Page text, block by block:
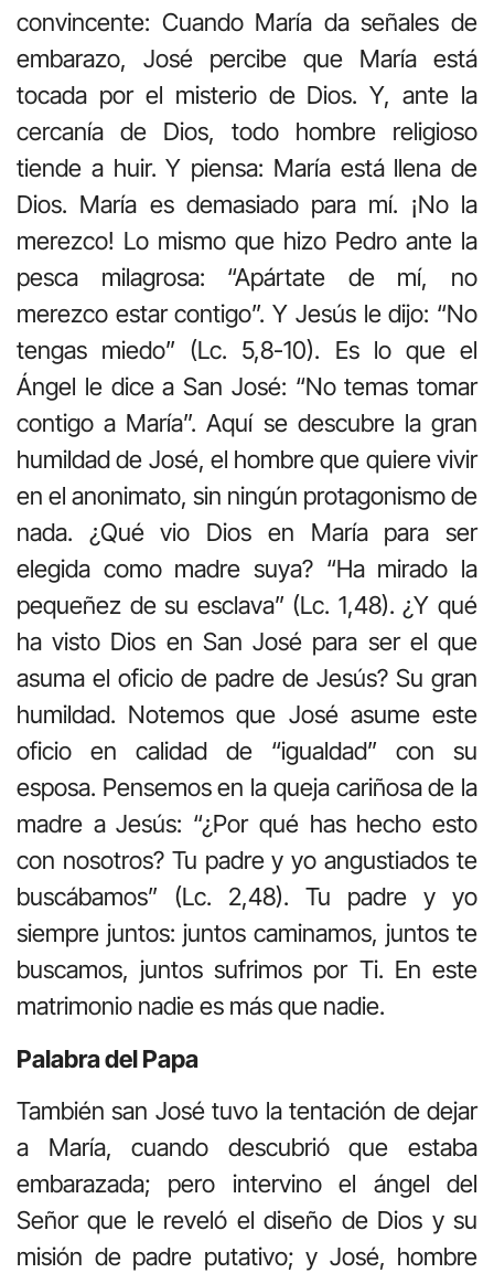
convincente: Cuando María da señales de
embarazo, José percibe que María está
tocada por el misterio de Dios. Y, ante la
cercanía de Dios, todo hombre religioso
tiende a huir. Y piensa: María está llena de
Dios. María es demasiado para mí. ¡No la
merezco! Lo mismo que hizo Pedro ante la
pesca milagrosa: “Apártate de mí, no
merezco estar contigo”. Y Jesús le dijo: “No
tengas miedo” (Lc. 5,8-10). Es lo que el
Ángel le dice a San José: “No temas tomar
contigo a María”. Aquí se descubre la gran
humildad de José, el hombre que quiere vivir
en el anonimato, sin ningún protagonismo de
nada. ¿Qué vio Dios en María para ser
elegida como madre suya? “Ha mirado la
pequeñez de su esclava” (Lc. 1,48). ¿Y qué
ha visto Dios en San José para ser el que
asuma el oficio de padre de Jesús? Su gran
humildad. Notemos que José asume este
oficio en calidad de “igualdad” con su
esposa. Pensemos en la queja cariñosa de la
madre a Jesús: “¿Por qué has hecho esto
con nosotros? Tu padre y yo angustiados te
buscábamos” (Lc. 2,48). Tu padre y yo
siempre juntos: juntos caminamos, juntos te
buscamos, juntos sufrimos por Ti. En este
matrimonio nadie es más que nadie.
Palabra del Papa
También san José tuvo la tentación de dejar
a María, cuando descubrió que estaba
embarazada; pero intervino el ángel del
Señor que le reveló el diseño de Dios y su
misión de padre putativo; y José, hombre